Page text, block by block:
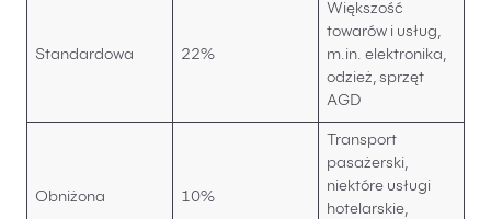
Standardowa 22%
Większość
towarów i usług,
m.in. elektronika,
odzież, sprzęt
AGD
Obniżona 10%
Transport
pasażerski,
niektóre usługi
hotelarskie,